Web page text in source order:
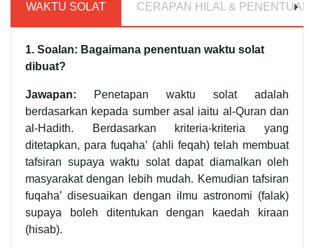
WAKTU SOLAT CERAPAN HILAL & PENENTUAN
1. Soalan: Bagaimana penentuan waktu solat
dibuat?
Jawapan: Penetapan waktu solat adalah
berdasarkan kepada sumber asal iaitu al-Quran dan
al-Hadith. Berdasarkan kriteria-kriteria yang
ditetapkan, para fuqaha’ (ahli feqah) telah membuat
tafsiran supaya waktu solat dapat diamalkan oleh
masyarakat dengan lebih mudah. Kemudian tafsiran
fuqaha’ disesuaikan dengan ilmu astronomi (falak)
supaya boleh ditentukan dengan kaedah kiraan
(hisab).